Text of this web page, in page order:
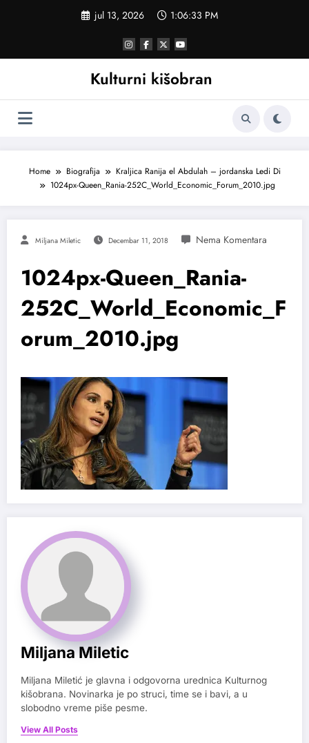
jul 13, 2026 1:06:34 PM
Kulturni kišobran
Home Biografija
Kraljica Ranija el Abdulah – jordanska Ledi Di
1024px-Queen_Rania-252C_World_Economic_Forum_2010.jpg
Miljana Miletic Decembar 11, 2018
1024px-Queen_Rania-
252C_World_Economic_F
orum_2010.jpg
Miljana Miletic
Miljana Miletić je glavna i odgovorna urednica Kulturnog
kišobrana. Novinarka je po struci, time se i bavi, a u
slobodno vreme piše pesme.
View All Posts